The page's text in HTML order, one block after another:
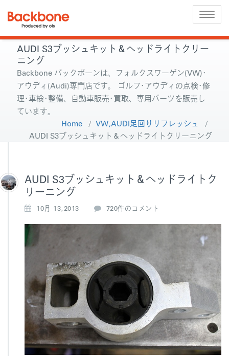
Toggle
AUDI S3ブッシュキット＆ヘッドライトクリー
ニング
Backbone バックボーンは、フォルクスワーゲン(VW)･
アウディ(Audi)専門店です。 ゴルフ･アウディの点検･修
理･車検･整備、自動車販売･買取、専用パーツを販売し
ています。
Home / VW,AUDI足回りリフレッシュ
/
AUDI S3ブッシュキット＆ヘッドライトクリーニング
AUDI S3ブッシュキット＆ヘッドライトク
リーニング
10月 13,2013
A
S
3
ブ
ッ
シ
ュ
キ
ッ
ト
＆
ヘ
720件のコメント